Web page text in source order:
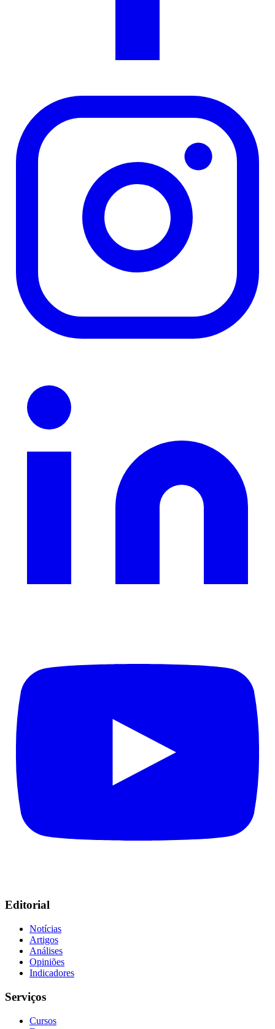
Editorial
Notícias
Artigos
Análises
Opiniões
Indicadores
Serviços
Cursos